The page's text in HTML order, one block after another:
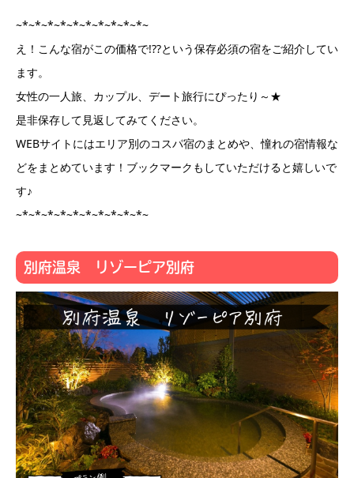
~*~*~*~*~*~*~*~*~*~*~
え！こんな宿がこの価格で!??という保存必須の宿をご紹介してい
ます。
女性の一人旅、カップル、デート旅行にぴったり～★
是非保存して見返してみてください。
WEBサイトにはエリア別のコスパ宿のまとめや、憧れの宿情報な
どをまとめています！ブックマークもしていただけると嬉しいで
す♪
~*~*~*~*~*~*~*~*~*~*~
別府温泉 リゾーピア別府